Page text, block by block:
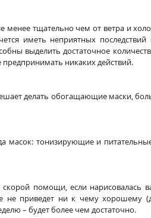
тщательно чем от ветра и
иметь неприятных
выделить достаточное
никаких действий.
делать обогащающие маски,
масок: тонизирующие и
помощи, если нарисовалась
приведет ни к чему хорошему
– будет более чем достаточно.